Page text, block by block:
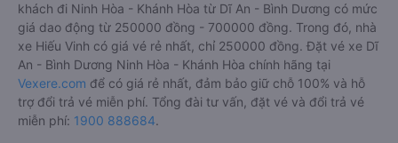
khách đi Ninh Hòa - Khánh Hòa từ Dĩ An - Bình Dương có mức
giá dao động từ 250000 đồng - 700000 đồng. Trong đó, nhà
xe Hiếu Vinh có giá vé rẻ nhất, chỉ 250000 đồng. Đặt vé xe Dĩ
An - Bình Dương Ninh Hòa - Khánh Hòa chính hãng tại
Vexere.com để có giá rẻ nhất, đảm bảo giữ chỗ 100% và hỗ
trợ đổi trả vé miễn phí. Tổng đài tư vấn, đặt vé và đổi trả vé
miễn phí: 1900 888684.